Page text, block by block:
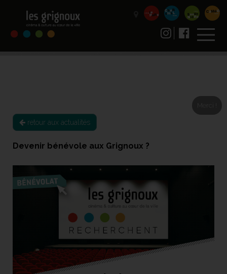
retour aux actualités
Devenir bénévole aux Grignoux ?